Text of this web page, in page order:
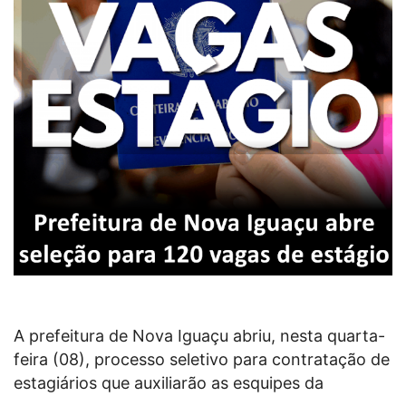
A prefeitura de Nova Iguaçu abriu, nesta quarta-
feira (08), processo seletivo para contratação de
estagiários que auxiliarão as esquipes da